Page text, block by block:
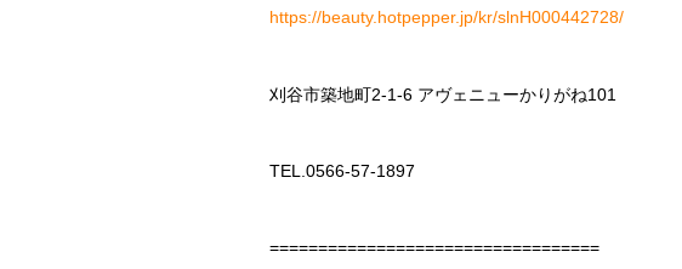
https://beauty.hotpepper.jp/kr/slnH000442728/
刈谷市築地町2-1-6 アヴェニューかりがね101
TEL.0566-57-1897
==================================